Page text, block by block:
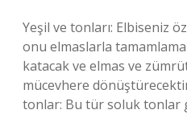
Yeşil ve tonları: Elbiseniz
onu elmaslarla
katacak ve elmas ve
mücevhere
tonlar: Bu tür soluk tonlar